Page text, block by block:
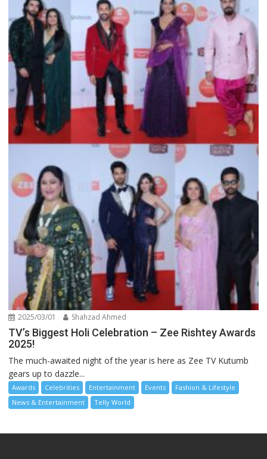
2025/03/01 Shahzad Ahmed
TV’s Biggest Holi Celebration – Zee Rishtey Awards
2025!
The much-awaited night of the year is here as Zee TV Kutumb
gears up to dazzle...
Awards Celebrities Entertainment Events
Fashion & Lifestyle
News & Entertainment
Telly World